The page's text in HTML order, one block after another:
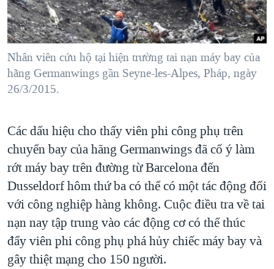
KHOA HỌC
SỨC KHOẺ
VĂN HOÁ
THỂ THAO
GIẢI MÃ VÀNH ĐAI & CON ĐƯỜNG
NGÀY TỊ NẠN THẾ GIỚI
GROUND ZERO – XƯA VÀ NAY
CHI PHÍ CHIẾN TRANH AFGHANISTAN
THƯỢNG ĐỈNH TRUMP-KIM TẠI VIỆT NAM
TRỊNH VĨNH BÌNH VS. CHÍNH PHỦ VIỆT NAM
NGƯ DÂN VIỆT VÀ LÀN SÓNG TRỘM HẢI SÂM
BÊN KIA QUỐC LỘ: TIẾNG VỌNG TỪ NÔNG THÔN MỸ
QUAN HỆ VIỆT MỸ
MẠNG XÃ HỘI
Ngôn ngữ khác
Nhân viên cứu hộ tại hiện trường tai nạn máy bay của
hãng Germanwings gần Seyne-les-Alpes, Pháp, ngày
26/3/2015.
Các dấu hiệu cho thấy viên phi công phụ trên
chuyến bay của hãng Germanwings đã cố ý làm
rớt máy bay trên đường từ Barcelona đến
Dusseldorf hôm thứ ba có thể có một tác động đối
với công nghiệp hàng không. Cuộc điều tra về tai
nạn nay tập trung vào các động cơ có thể thúc
đẩy viên phi công phụ phá hủy chiếc máy bay và
gây thiệt mạng cho 150 người.